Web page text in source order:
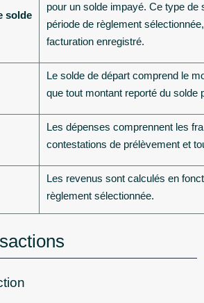
solde
pour un solde impayé. Ce type
période de règlement
facturation enregistré.
Le solde de départ comprend le
que tout montant reporté du solde
Les dépenses comprennent les
contestations de prélèvement et
Les revenus sont calculés en
règlement sélectionnée.